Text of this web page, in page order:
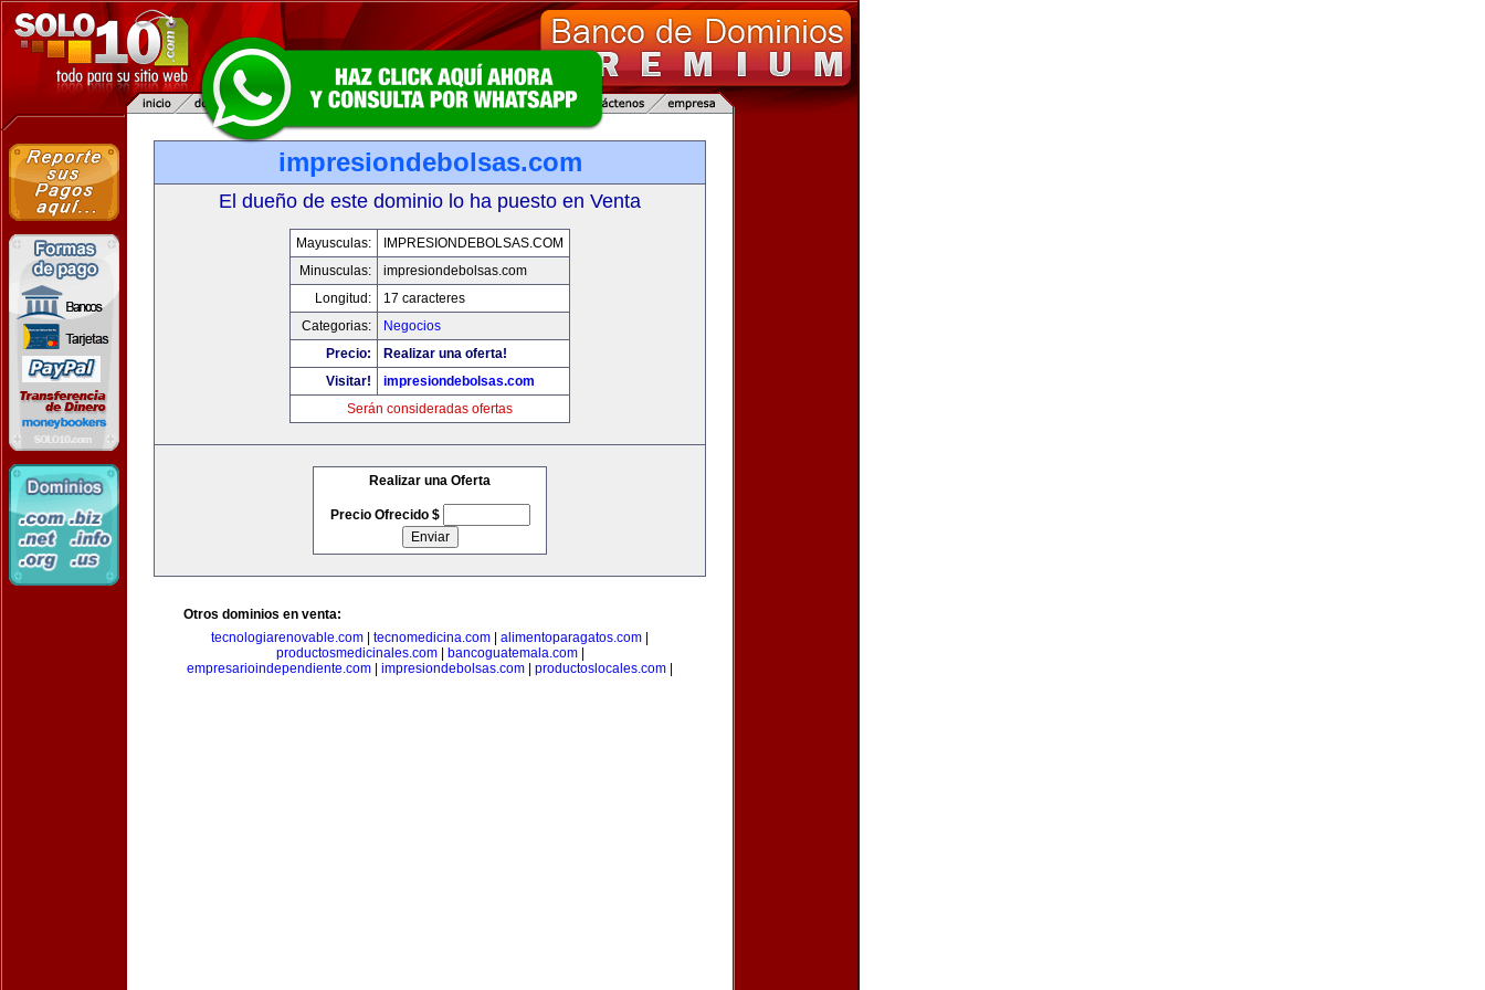
impresiondebolsas.com
El dueño de este dominio lo ha puesto en Venta
Mayusculas:
IMPRESIONDEBOLSAS.COM
Minusculas:
impresiondebolsas.com
Longitud:
17 caracteres
Categorias:
Negocios
Precio:
Realizar una oferta!
Visitar!
impresiondebolsas.com
Serán consideradas ofertas
Realizar una Oferta
Precio Ofrecido $
Otros dominios en venta:
tecnologiarenovable.com
tecnomedicina.com alimentoparagatos.com
productosmedicinales.com| bancoguatemala.com|
empresarioindependiente.com
impresiondebolsas.com productoslocales.com